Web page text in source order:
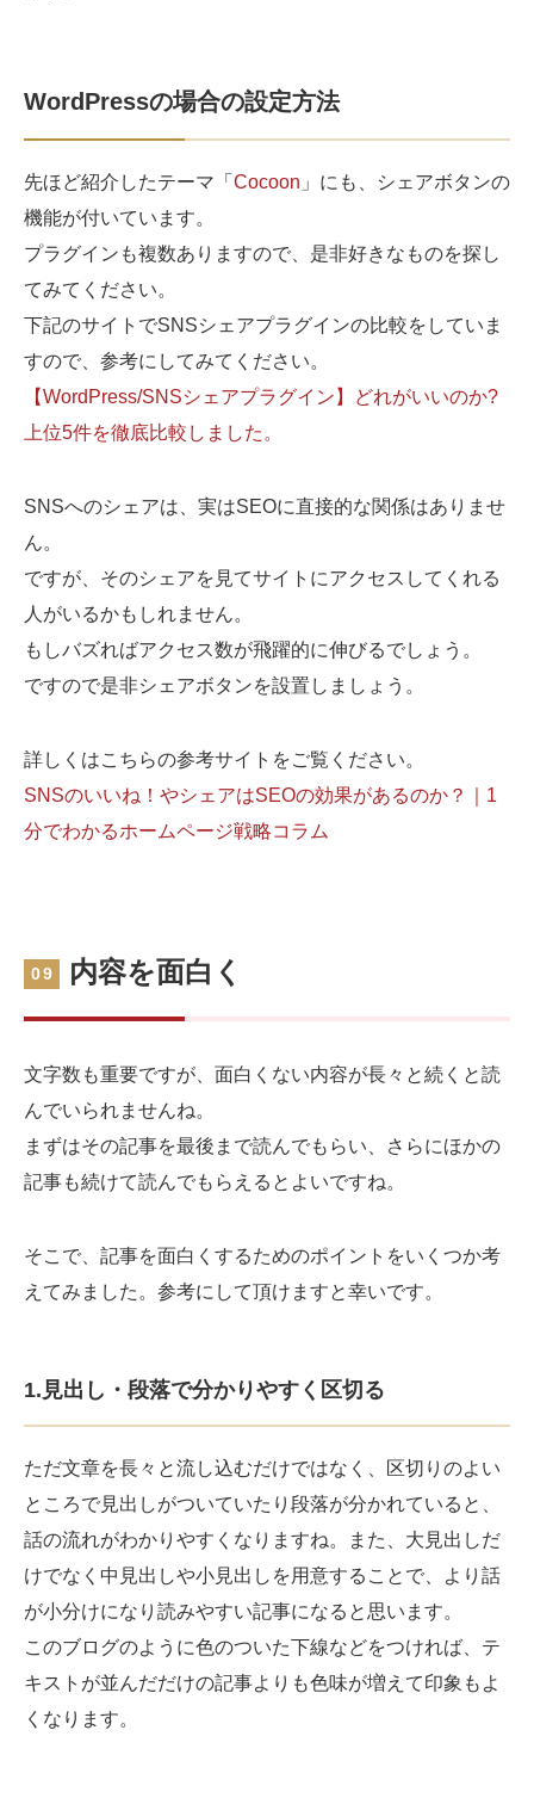
WordPressの場合の設定方法
先ほど紹介したテーマ「 Cocoon 」にも、シェアボタンの
機能が付いています。
プラグインも複数ありますので、是非好きなものを探し
てみてください。
下記のサイトでSNSシェアプラグインの比較をしていま
すので、参考にしてみてください。
【WordPress/SNSシェアプラグイン】どれがいいのか?
上位5件を徹底比較しました。
SNSへのシェアは、実はSEOに直接的な関係はありませ
ん。
ですが、そのシェアを見てサイトにアクセスしてくれる
人がいるかもしれません。
もしバズればアクセス数が飛躍的に伸びるでしょう。
ですので是非シェアボタンを設置しましょう。
詳しくはこちらの参考サイトをご覧ください。
SNSのいいね！やシェアはSEOの効果があるのか？｜1
分でわかるホームページ戦略コラム
09 内容を面白く
文字数も重要ですが、面白くない内容が長々と続くと読
んでいられませんね。
まずはその記事を最後まで読んでもらい、さらにほかの
記事も続けて読んでもらえるとよいですね。
そこで、記事を面白くするためのポイントをいくつか考
えてみました。参考にして頂けますと幸いです。
1.見出し・段落で分かりやすく区切る
ただ文章を長々と流し込むだけではなく、区切りのよい
ところで見出しがついていたり段落が分かれていると、
話の流れがわかりやすくなりますね。また、大見出しだ
けでなく中見出しや小見出しを用意することで、より話
が小分けになり読みやすい記事になると思います。
このブログのように色のついた下線などをつければ、テ
キストが並んだだけの記事よりも色味が増えて印象もよ
くなります。